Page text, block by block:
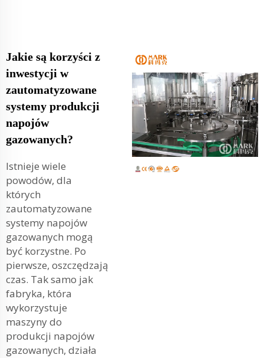
Jakie są korzyści z
inwestycji w
zautomatyzowane
systemy produkcji
napojów
gazowanych?
Istnieje wiele
powodów, dla
których
zautomatyzowane
systemy napojów
gazowanych mogą
być korzystne. Po
pierwsze, oszczędzają
czas. Tak samo jak
fabryka, która
wykorzystuje
maszyny do
produkcji napojów
gazowanych, działa